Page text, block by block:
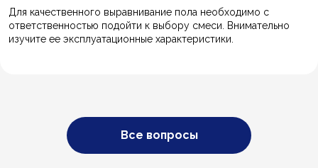
Для качественного выравнивание пола необходимо с
ответственностью подойти к выбору смеси. Внимательно
изучите ее эксплуатационные характеристики.
Все вопросы